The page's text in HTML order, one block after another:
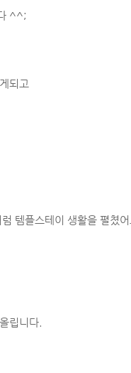
^^;
되고
템플스테이 생활을 펼쳤
립니다.